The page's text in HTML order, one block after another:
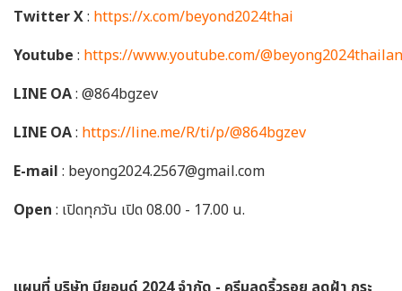
Twitter X: https://x.com/beyond2024thai
Youtube : https://www.youtube.com/
LINE OA: @864bgzev
LINE OA: https://line.me/R/ti/p/@864bgzev
E-mail : beyong2024.2567@gmail.com
Open : เปิดทุกวัน เปิด 08.00 - 17.00 น.